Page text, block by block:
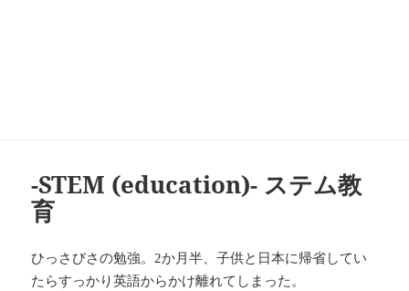
-STEM (education)- ステム教
育
ひっさびさの勉強。2か月半、子供と日本に帰省してい
たらすっかり英語からかけ離れてしまった。